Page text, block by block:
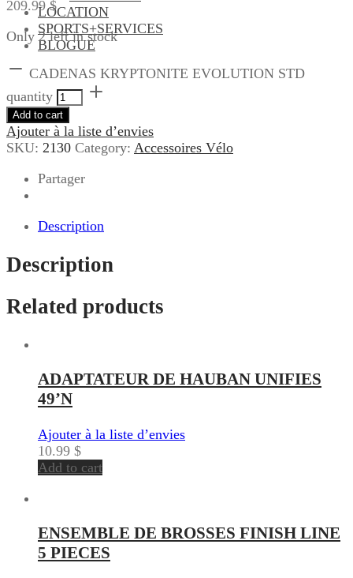
LOCATION
SPORTS+SERVICES
BLOGUE
209.99$
Only 2 left in stock
CADENAS KRYPTONITE EVOLUTION STD
quantity
Add to cart
Ajouter à la liste d’envies
SKU: 2130 Category: Accessoires Vélo
Partager
Description
Description
Related products
ADAPTATEUR DE HAUBAN UNIFIES
49’N
Ajouter à la liste d’envies
10.99 $
Add to cart
ENSEMBLE DE BROSSES FINISH LINE
5 PIECES